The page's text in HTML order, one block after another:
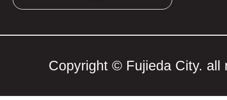
Copyright © Fujieda City. all